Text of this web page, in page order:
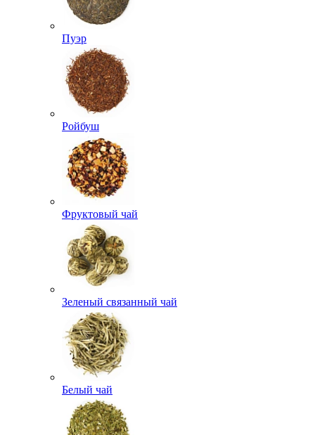
Пуэр
Ройбуш
Фруктовый чай
Зеленый связанный чай
Белый чай